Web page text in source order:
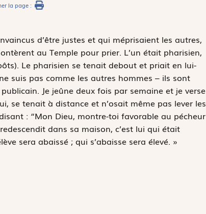
la page :
d’être justes et qui méprisaient les autres,
au Temple pour prier. L’un était pharisien,
Le pharisien se tenait debout et priait en lui-
suis pas comme les autres hommes – ils sont
Je jeûne deux fois par semaine et je verse
se tenait à distance et n’osait même pas lever les
: “Mon Dieu, montre-toi favorable au pécheur
dans sa maison, c’est lui qui était
sera abaissé ; qui s’abaisse sera élevé. »